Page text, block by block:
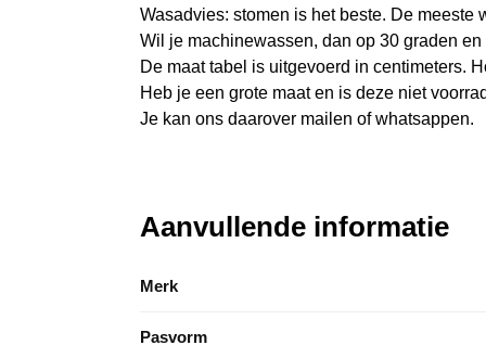
Wasadvies: stomen is het beste. De meeste
Wil je machinewassen, dan op 30 graden
De maat tabel is uitgevoerd in centimeters.
Heb je een grote maat en is deze niet
Je kan ons daarover mailen of whatsappen.
Aanvullende informatie
Merk
Pasvorm